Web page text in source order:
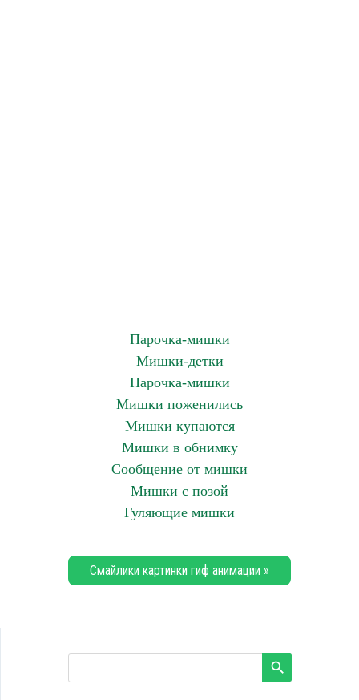
Парочка-мишки
Мишки-детки
Парочка-мишки
Мишки поженились
Мишки купаются
Мишки в обнимку
Сообщение от мишки
Мишки с позой
Гуляющие мишки
Смайлики картинки гиф анимации »